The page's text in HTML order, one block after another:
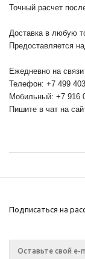
Точный расчет
Доставка в любую
Предоставляется
Ежедневно на
Телефон: +7 499
Мобильный: +7 916
Пишите в чат на
Подписаться на